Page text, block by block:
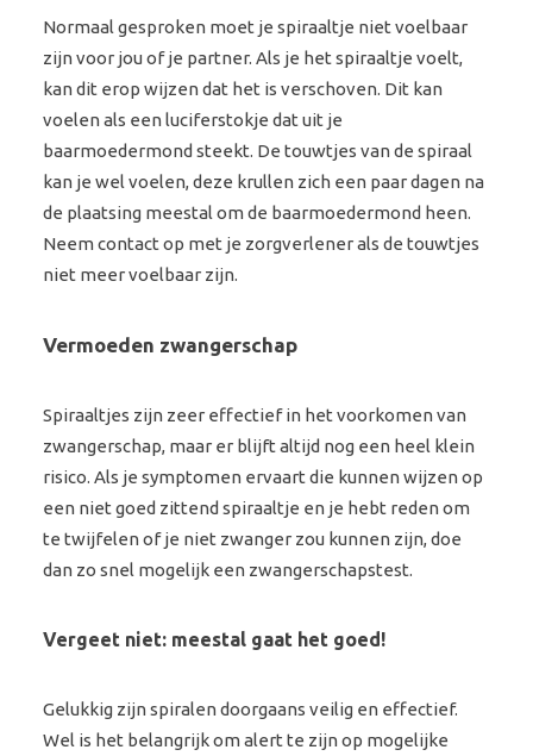
Normaal gesproken moet je spiraaltje niet voelbaar
zijn voor jou of je partner. Als je het spiraaltje voelt,
kan dit erop wijzen dat het is verschoven. Dit kan
voelen als een luciferstokje dat uit je
baarmoedermond steekt. De touwtjes van de spiraal
kan je wel voelen, deze krullen zich een paar dagen na
de plaatsing meestal om de baarmoedermond heen.
Neem contact op met je zorgverlener als de touwtjes
niet meer voelbaar zijn.
Vermoeden zwangerschap
Spiraaltjes zijn zeer effectief in het voorkomen van
zwangerschap, maar er blijft altijd nog een heel klein
risico. Als je symptomen ervaart die kunnen wijzen op
een niet goed zittend spiraaltje en je hebt reden om
te twijfelen of je niet zwanger zou kunnen zijn, doe
dan zo snel mogelijk een zwangerschapstest.
Vergeet niet: meestal gaat het goed!
Gelukkig zijn spiralen doorgaans veilig en effectief.
Wel is het belangrijk om alert te zijn op mogelijke